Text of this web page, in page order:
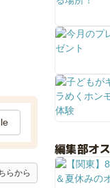
らから
編集部オ